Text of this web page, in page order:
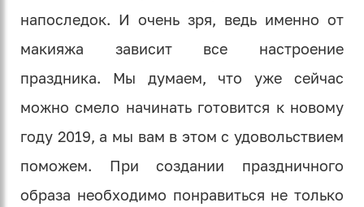
напоследок. И очень зря, ведь именно от
макияжа зависит все настроение
праздника. Мы думаем, что уже сейчас
можно смело начинать готовится к новому
году 2019, а мы вам в этом с удовольствием
поможем. При создании праздничного
образа необходимо понравиться не только